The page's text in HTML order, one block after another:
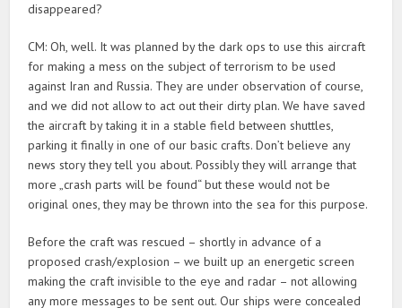
disappeared?
CM: Oh, well. It was planned by the dark ops to use this aircraft
for making a mess on the subject of terrorism to be used
against Iran and Russia. They are under observation of course,
and we did not allow to act out their dirty plan. We have saved
the aircraft by taking it in a stable field between shuttles,
parking it finally in one of our basic crafts. Don’t believe any
news story they tell you about. Possibly they will arrange that
more „crash parts will be found“ but these would not be
original ones, they may be thrown into the sea for this purpose.
Before the craft was rescued – shortly in advance of a
proposed crash/explosion – we built up an energetic screen
making the craft invisible to the eye and radar – not allowing
any more messages to be sent out. Our ships were concealed